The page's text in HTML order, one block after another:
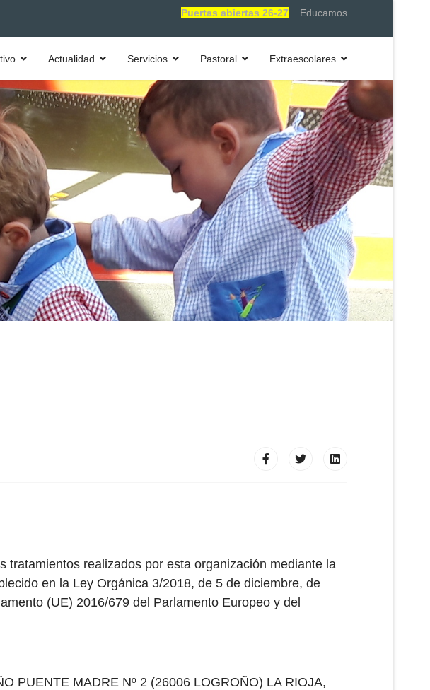
Puertas abiertas 26-27 Educamos
Actualidad Servicios Pastoral Extraescolares
realizados por esta organización mediante la
en la Ley Orgánica 3/2018, de 5 de diciembre, de
(UE) 2016/679 del Parlamento Europeo y del
PUENTE MADRE Nº 2 (26006 LOGROÑO) LA RIOJA,